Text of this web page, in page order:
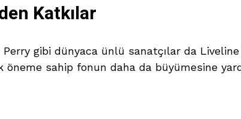
Katkılar
gibi dünyaca ünlü sanatçılar da
öneme sahip fonun daha da büyümesine